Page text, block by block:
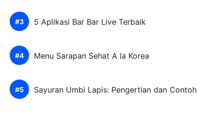
5 Aplikasi Bar Bar Live Terbaik
Menu Sarapan Sehat A la Korea
Sayuran Umbi Lapis: Pengertian dan Contoh